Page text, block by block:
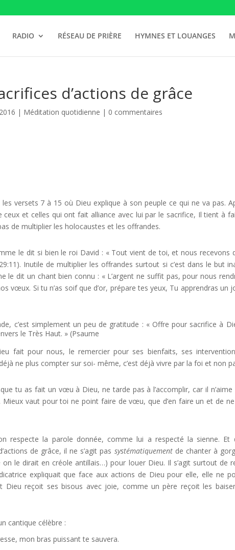
RADIO RÉSEAU DE PRIÈRE HYMNES ET LOUANGES
d’actions de grâce
| Méditation quotidienne | 0 commentaires
versets 7 à 15 où Dieu explique à son peuple ce qui ne va pas.
ceux et celles qui ont fait alliance avec lui par le sacrifice, Il tient à
de multiplier les holocaustes et les offrandes.
le dit si bien le roi David : « Tout vient de toi, et nous recevons
Inutile de multiplier les offrandes surtout si c’est dans le but
le dit un chant bien connu : « L’argent ne suffit pas, pour nous
vœux. Si tu n’as soif que d’or, prépare tes yeux, Tu apprendras un
c’est simplement un peu de gratitude : « Offre pour sacrifice à
le Très Haut. » (Psaume
fait pour nous, le remercier pour ses bienfaits, ses
ne plus compter sur soi- même, c’est déjà vivre par la foi et non
tu as fait un vœu à Dieu, ne tarde pas à l’accomplir, car il n’aime
vaut pour toi ne point faire de vœu, que d’en faire un et de ne
respecte la parole donnée, comme lui a respecté la sienne. Et
de grâce, il ne s’agit pas systématiquement de chanter à
le dirait en créole antillais…) pour louer Dieu. Il s’agit surtout de
expliquait que face aux actions de Dieu pour elle, elle ne
Dieu reçoit ses bisous avec joie, comme un père reçoit les
cantique célèbre :
mon bras puissant te sauvera.